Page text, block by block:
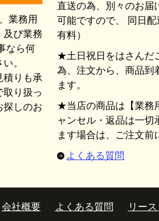
業務用
及び業務
なら何
。
積りも承
取り扱っ
探しのお
直送の為、別々のお届
可能ですので、 同日
有料）
★土日祝日をはさんだ
為、注文から、商品到
ます。
★当店の商品は【業務
ャンセル・返品は一切
ます場合は、ご注文前
よくある質問
会社概要 よくある質問 リース